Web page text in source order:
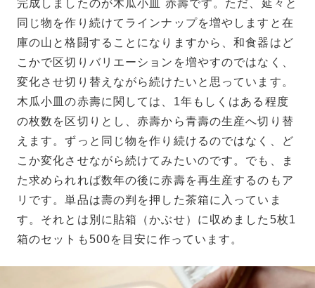
完成しましたのが木瓜小皿 赤壽です。ただ、延々と
同じ物を作り続けてラインナップを増やしますと在
庫の山と格闘することになりますから、和食器はど
こかで区切りバリエーションを増やすのではなく、
変化させ切り替えながら続けたいと思っています。
木瓜小皿の赤壽に関しては、1年もしくはある程度
の枚数を区切りとし、赤壽から青壽の生産へ切り替
えます。ずっと同じ物を作り続けるのではなく、ど
こか変化させながら続けてみたいのです。でも、ま
た求められれば数年の後に赤壽を再生産するのもア
リです。単品は壽の判を押した茶箱に入っていま
す。それとは別に貼箱（かぶせ）に収めました5枚1
箱のセットも500を目安に作っています。